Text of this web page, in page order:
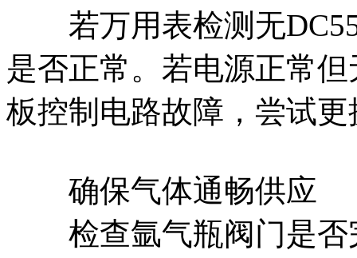
若万用表检测无‌
是否正常。若电源正常
板控制电路故障，尝试
确保气体通畅供应‌
检查氩气瓶阀门是否